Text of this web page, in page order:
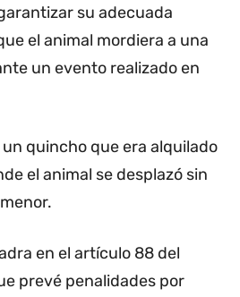
su adecuada
el animal mordiera a una
un evento realizado en
quincho que era alquilado
el animal se desplazó sin
en el artículo 88 del
prevé penalidades por